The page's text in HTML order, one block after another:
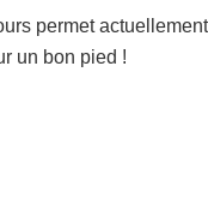
permet
un bon pied !